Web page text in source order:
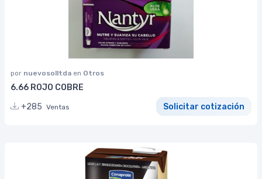
por nuevosolltda en Otros
6.66 ROJO COBRE
+285 Ventas Solicitar cotización